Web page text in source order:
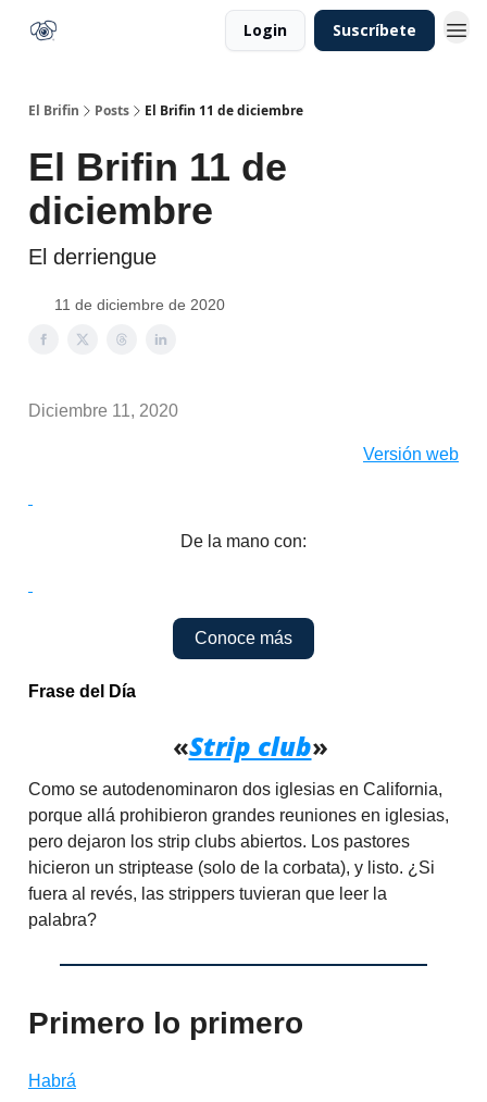
Login Suscríbete
El Brifin Posts El Brifin 11 de diciembre
El Brifin 11 de
diciembre
El derriengue
11 de diciembre de 2020
Diciembre 11, 2020
Versión web
De la mano con:
Conoce más
Frase del Día
«Strip club»
Como se autodenominaron dos iglesias en California,
porque allá prohibieron grandes reuniones en iglesias,
pero dejaron los strip clubs abiertos. Los pastores
hicieron un striptease (solo de la corbata), y listo. ¿Si
fuera al revés, las strippers tuvieran que leer la
palabra?
Primero lo primero
Habrá